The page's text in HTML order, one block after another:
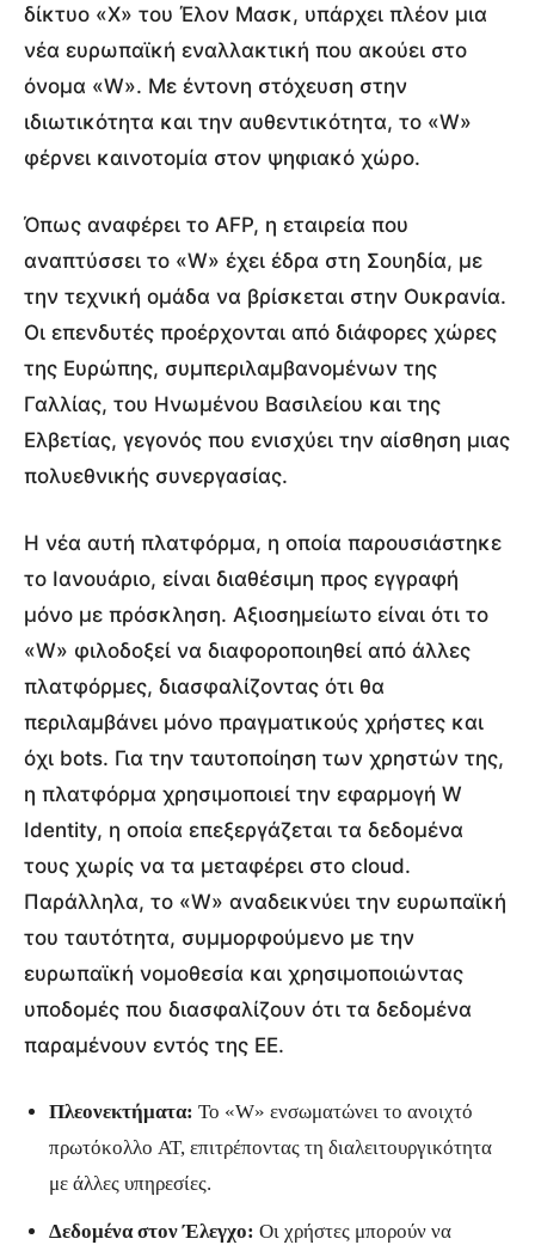
δίκτυο «X» του Έλον Μασκ, υπάρχει πλέον μια
νέα ευρωπαϊκή εναλλακτική που ακούει στο
όνομα «W». Με έντονη στόχευση στην
ιδιωτικότητα και την αυθεντικότητα, το «W»
φέρνει καινοτομία στον ψηφιακό χώρο.
Όπως αναφέρει το AFP, η εταιρεία που
αναπτύσσει το «W» έχει έδρα στη Σουηδία, με
την τεχνική ομάδα να βρίσκεται στην Ουκρανία.
Οι επενδυτές προέρχονται από διάφορες χώρες
της Ευρώπης, συμπεριλαμβανομένων της
Γαλλίας, του Ηνωμένου Βασιλείου και της
Ελβετίας, γεγονός που ενισχύει την αίσθηση μιας
πολυεθνικής συνεργασίας.
Η νέα αυτή πλατφόρμα, η οποία παρουσιάστηκε
το Ιανουάριο, είναι διαθέσιμη προς εγγραφή
μόνο με πρόσκληση. Αξιοσημείωτο είναι ότι το
«W» φιλοδοξεί να διαφοροποιηθεί από άλλες
πλατφόρμες, διασφαλίζοντας ότι θα
περιλαμβάνει μόνο πραγματικούς χρήστες και
όχι bots. Για την ταυτοποίηση των χρηστών της,
η πλατφόρμα χρησιμοποιεί την εφαρμογή W
Identity, η οποία επεξεργάζεται τα δεδομένα
τους χωρίς να τα μεταφέρει στο cloud.
Παράλληλα, το «W» αναδεικνύει την ευρωπαϊκή
του ταυτότητα, συμμορφούμενο με την
ευρωπαϊκή νομοθεσία και χρησιμοποιώντας
υποδομές που διασφαλίζουν ότι τα δεδομένα
παραμένουν εντός της ΕΕ.
Πλεονεκτήματα: Το «W» ενσωματώνει το ανοιχτό
πρωτόκολλο AT, επιτρέποντας τη διαλειτουργικότητα
με άλλες υπηρεσίες.
Δεδομένα στον Έλεγχο: Οι χρήστες μπορούν να